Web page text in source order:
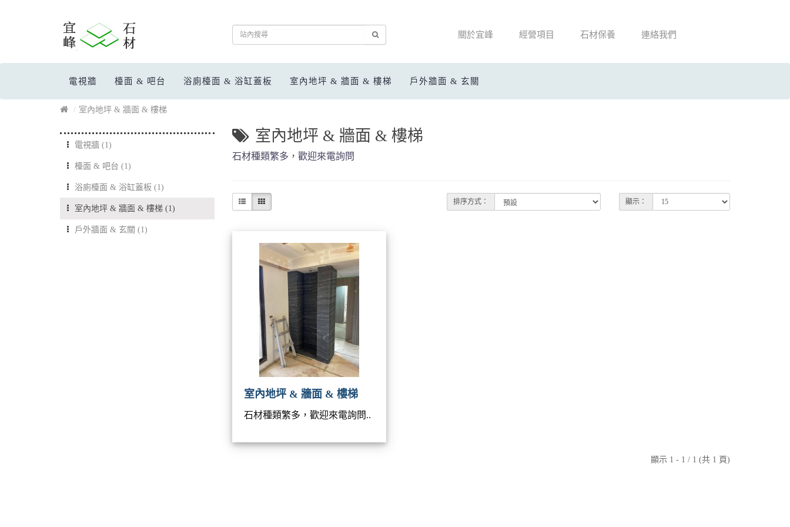
關於宜峰 經營項目 石材保養 連絡我們
電視牆 檯面 & 吧台 浴廁檯面 & 浴缸蓋板 室內地坪 & 牆面 & 樓梯 戶外牆面 & 玄關
室內地坪 & 牆面 & 樓梯
電視牆 (1)
檯面 & 吧台 (1)
浴廁檯面 & 浴缸蓋板 (1)
室內地坪 & 牆面 & 樓梯 (1)
戶外牆面 & 玄關 (1)
室內地坪 & 牆面 & 樓梯
石材種類繁多，歡迎來電詢問
排序方式： 顯示：
室內地坪 & 牆面 & 樓梯
石材種類繁多，歡迎來電詢問..
顯示 1 - 1 / 1 (共 1 頁)